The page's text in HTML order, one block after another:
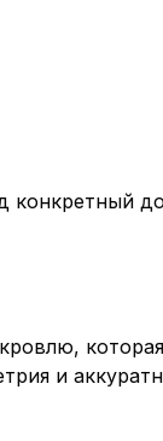
конкретный
и